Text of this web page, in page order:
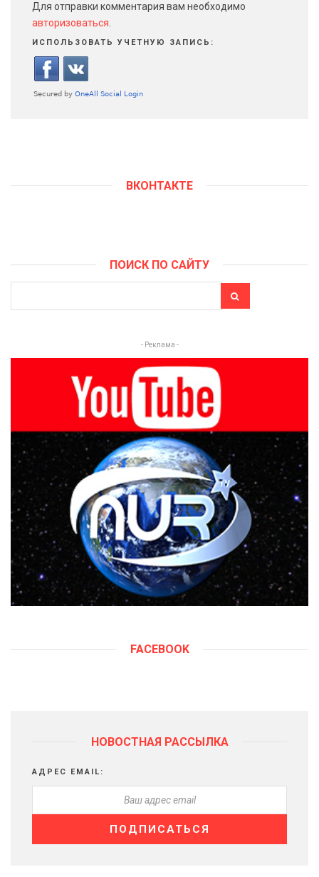
Для отправки комментария вам необходимо
авторизоваться
ИСПОЛЬЗОВАТЬ УЧЕТНУЮ ЗАПИСЬ:
ВКОНТАКТЕ
ПОИСК ПО САЙТУ
- Реклама -
FACEBOOK
НОВОСТНАЯ РАССЫЛКА
АДРЕС EMAIL: